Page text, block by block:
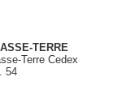
TERRE
Terre Cedex
54